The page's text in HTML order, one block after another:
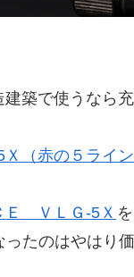
築で使うなら充
（赤の５ライン
Ｅ ＶＬＧ-5Ｘ
たのはやはり